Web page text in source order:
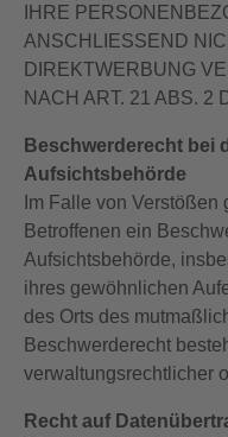
IHRE
ANSCHLIESSEND
DIREKTWERBUNG
NACH ART. 21 ABS. 2
Beschwerderecht bei
Aufsichtsbehörde
Im Falle von
Betroffenen ein
Aufsichtsbehörde,
ihres gewöhnlichen
des Orts des
Beschwerderecht
verwaltungsrechtlicher
Recht auf